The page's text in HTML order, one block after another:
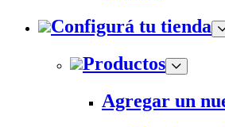
Configurá tu tienda
Productos
Agregar un